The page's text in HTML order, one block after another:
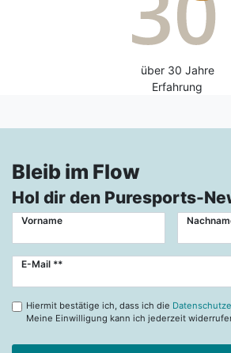
über 30 Jahre
Erfahrung
Bleib im Flow
Hol dir den Puresports-
Vorname
E-Mail **
Newsletter
Hiermit bestätige ich, dass ich die
Meine Einwilligung kann ich jederzeit